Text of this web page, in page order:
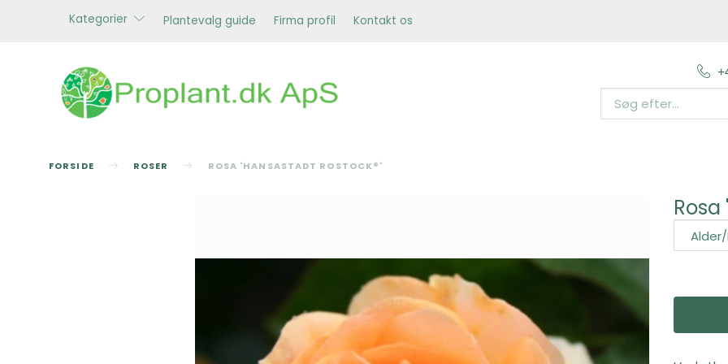
Kategorier Plantevalg guide Firma profil Kontakt os
FORSIDE ROSER ROSA 'HANSASTADT ROSTOCK®'